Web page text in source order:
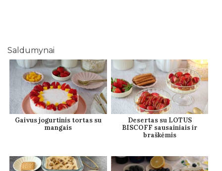
Saldumynai
Gaivus jogurtinis tortas su
mangais
Desertas su LOTUS
BISCOFF sausainiais ir
braškėmis